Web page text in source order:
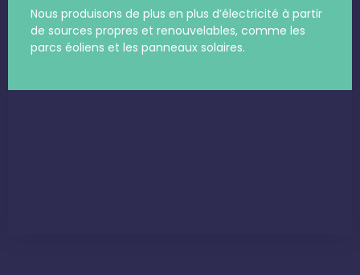
Nous produisons de plus en plus d’électricité à partir
de sources propres et renouvelables, comme les
parcs éoliens et les panneaux solaires.